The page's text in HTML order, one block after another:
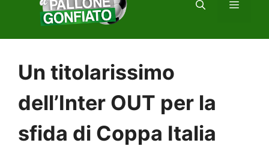
contenuto
MENU
Un titolarissimo
dell’Inter OUT per la
sfida di Coppa Italia